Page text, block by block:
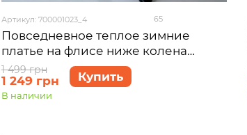
Артикул: 700001023_4 65
Повседневное теплое зимние
платье на флисе ниже колена
серый Merlini Валанс 700001023,
размер 54-56 (4XL-5XL)
1 499 грн
1 249 грн Купить
В наличии